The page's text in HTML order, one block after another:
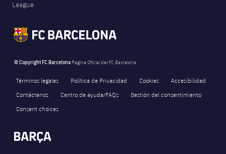
Fotos
League
© Copyright FC Barcelona Página Oficial del FC Barcelona
Términos legales Política de Privacidad Cookies
Accesibilidad
Contáctenos
Centro de ayuda/FAQs
Gestión del consentimiento
Consent choices